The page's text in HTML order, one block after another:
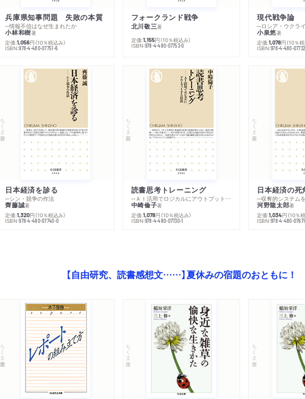
兵庫県知事問題 失敗の本質
─情報不信はなぜ生まれたか
小林和樹著
定価:1,056円 （10％税込み）
ISBN:978-4-480-07751-6
フォークランド戦争
北川敬三著
定価:1,155円 （10％税込み）
ISBN:978-4-480-07753-0
現代戦争論
小泉悠著
定価:1,078円 （10％
ISBN:978-4-480-
ちくま新書
日本経済を診る
─シン・競争の作法
齊藤誠著
定価:1,320円 （10％税込み）
ISBN:978-4-480-07740-0
ちくま新書
読書思考トレーニング
─ＡＩ活用でロジカルにアウトプットする技法
中崎倫子著
定価:1,078円 （10％税込み）
ISBN:978-4-480-07730-1
ちくま新書
日本経済の死
─収奪的システム
河野龍太郎著
定価:1,034円 （10％
ISBN:978-4-480-
【自由研究、読書感想文……】夏休みの宿題のおともに！
ちくま学芸文庫 ちくま文庫 ちくま文庫